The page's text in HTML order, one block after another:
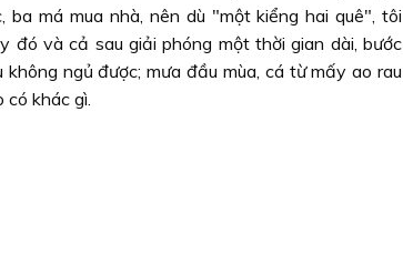
má mua nhà, nên dù "một kiểng hai quê", tôi
đó và cả sau giải phóng một thời gian dài, bước
ngủ được; mưa đầu mùa, cá từ mấy ao rau
khác gì.